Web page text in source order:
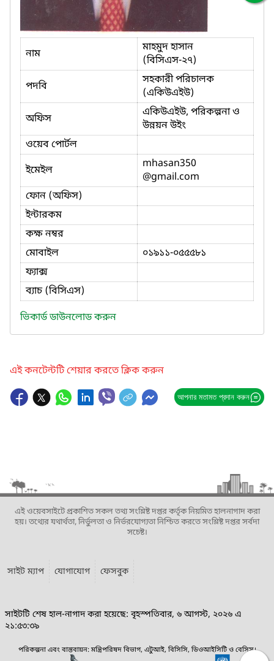
নাম
মাহমুদ হাসান
(বিসিএস-২৭)
পদবি
সহকারী পরিচালক
(একিউএইউ)
অফিস
একিউএইউ, পরিকল্পনা ও
উন্নয়ন উইং
ওয়েব পোর্টল
ইমেইল
mhasan350
@gmail.com
ফোন (অফিস)
ইন্টারকম
কক্ষ নম্বর
মোবাইল
০১৯১১-০৫৫৫৮১
ফ্যাক্স
ব্যাচ (বিসিএস)
ভিকার্ড ডাউনলোড করুন
এই কনটেন্টটি শেয়ার করতে ক্লিক করুন
আপনার মতামত প্রদান করুন
এই ওয়েবসাইটে প্রকাশিত সকল তথ্য সংশ্লিষ্ট দপ্তর কর্তৃক নিয়মিত হালনাগাদ করা
হয়। তথ্যের যথার্থতা, নির্ভুলতা ও নির্ভরযোগ্যতা নিশ্চিত করতে সংশ্লিষ্ট দপ্তর সর্বদা
সচেষ্ট।
সাইট ম্যাপ যোগাযোগ ফেসবুক
সাইটটি শেষ হাল-নাগাদ করা হয়েছে: বৃহস্পতিবার, ৬ আগস্ট, ২০২৬ এ
২১:৫৩:৩৯
পরিকল্পনা এবং বাস্তবায়ন: মন্ত্রিপরিষদ বিভাগ, এটুআই, বিসিসি, ডিওআইসিটি ও বেসিস।